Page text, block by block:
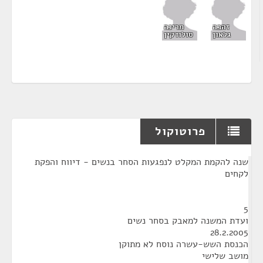
זהבה
גלאון
מרינה
סולודקין
פרוטוקול
שנה להקמת המקלט לנפגעות הסחר בנשים - דיווח והפקת
לקחים
5
ועדת המשנה למאבק בסחר נשים
28.2.2005
הכנסת השש-עשרה נוסח לא מתוקן
מושב שלישי